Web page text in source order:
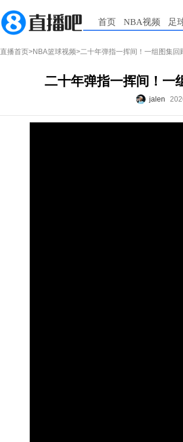
首页 NBA视频 足
直播首页>NBA篮球视频>二十年弹指一挥间！一组图集回
二十年弹指一挥间！一
jalen